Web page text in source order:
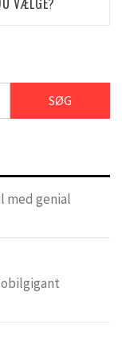
med genial